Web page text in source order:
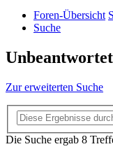
Foren-Übersicht
Suche
Zur erweiterten Suche
Die Suche ergab 8